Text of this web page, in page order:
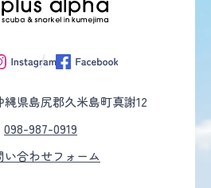
縄県島尻郡久米島町真謝12
098-987-0919
い合わせフォーム